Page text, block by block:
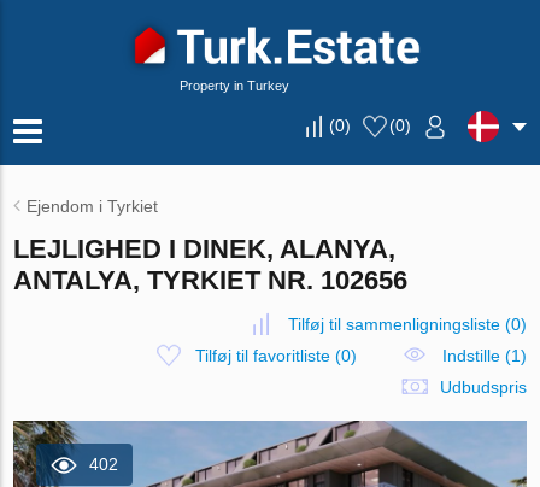
Property in Turkey
(0) (0)
Ejendom i Tyrkiet
LEJLIGHED I DINEK, ALANYA,
ANTALYA, TYRKIET NR. 102656
Tilføj til sammenligningsliste(0)
Tilføj til favoritliste (0)
Indstille (1)
Udbudspris
402